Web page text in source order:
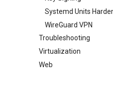
Systemd Units
WireGuard VPN
Troubleshooting
Comment gérer un
panic`
Virtualization
Cockpit KVM
Web